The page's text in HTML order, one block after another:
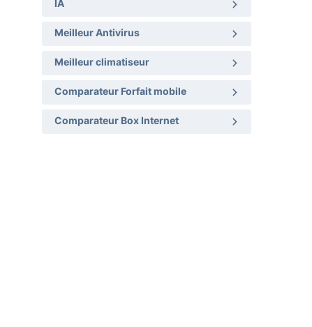
IA
Meilleur Antivirus
Meilleur climatiseur
Comparateur Forfait mobile
Comparateur Box Internet